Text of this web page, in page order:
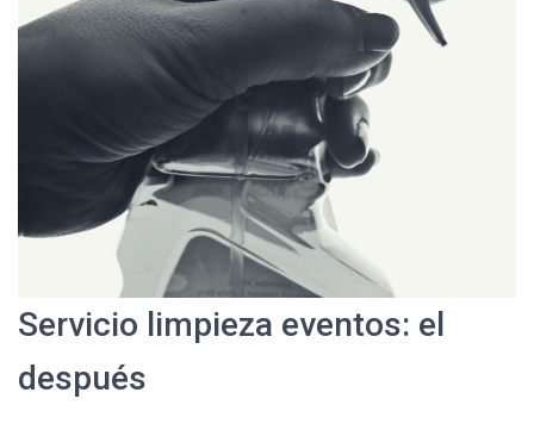
Servicio limpieza eventos: el
después